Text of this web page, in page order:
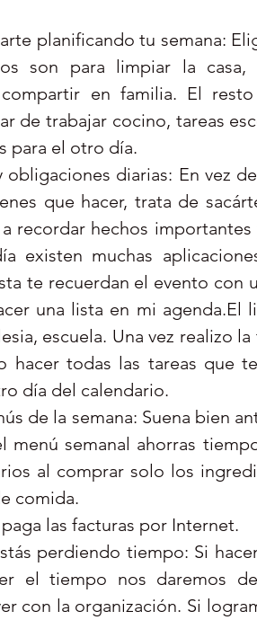
planificando tu semana:
son para limpiar la
en familia. El
de trabajar cocino, tareas
para el otro día.
obligaciones diarias: En vez
que hacer, trata de
recordar hechos
existen muchas
te recuerdan el evento con
una lista en mi
escuela. Una vez realizo
hacer todas las tareas que
día del calendario.
de la semana: Suena bien
menú semanal ahorras
al comprar solo los
comida.
las facturas por Internet.
perdiendo tiempo: Si
el tiempo nos daremos
con la organización. Si